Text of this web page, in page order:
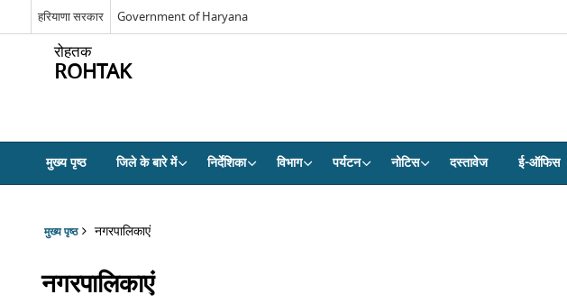
हरियाणा सरकार Government of Haryana
रोहतक
ROHTAK
मुख्य पृष्ठ जिले के बारे में निर्देशिका विभाग पर्यटन नोटिस दस्तावेज ई-ऑफिस
मुख्य पृष्ठ नगरपालिकाएं
नगरपालिकाएं